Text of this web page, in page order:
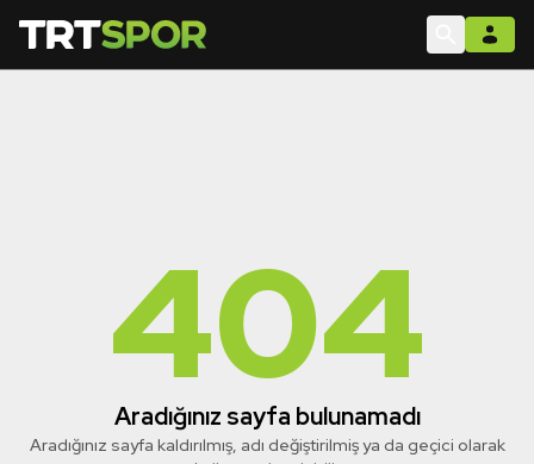
404
Aradığınız sayfa bulunamadı
Aradığınız sayfa kaldırılmış, adı değiştirilmiş ya da geçici olarak